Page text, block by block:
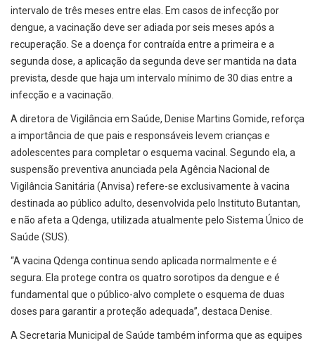
intervalo de três meses entre elas. Em casos de infecção por
dengue, a vacinação deve ser adiada por seis meses após a
recuperação. Se a doença for contraída entre a primeira e a
segunda dose, a aplicação da segunda deve ser mantida na data
prevista, desde que haja um intervalo mínimo de 30 dias entre a
infecção e a vacinação.
A diretora de Vigilância em Saúde, Denise Martins Gomide, reforça
a importância de que pais e responsáveis levem crianças e
adolescentes para completar o esquema vacinal. Segundo ela, a
suspensão preventiva anunciada pela Agência Nacional de
Vigilância Sanitária (Anvisa) refere-se exclusivamente à vacina
destinada ao público adulto, desenvolvida pelo Instituto Butantan,
e não afeta a Qdenga, utilizada atualmente pelo Sistema Único de
Saúde (SUS).
“A vacina Qdenga continua sendo aplicada normalmente e é
segura. Ela protege contra os quatro sorotipos da dengue e é
fundamental que o público-alvo complete o esquema de duas
doses para garantir a proteção adequada”, destaca Denise.
A Secretaria Municipal de Saúde também informa que as equipes